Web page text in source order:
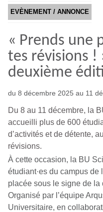
EVÈNEMENT / ANNONCE
« Prends une
tes révisions !
deuxième
du 8 décembre 2025 au 11
Du 8 au 11 décembre, la
accueilli plus de 600
d’activités et de détente,
révisions.
À cette occasion, la BU
étudiant·es du campus
placée sous le signe de
Organisé par l’équipe
Universitaire, en